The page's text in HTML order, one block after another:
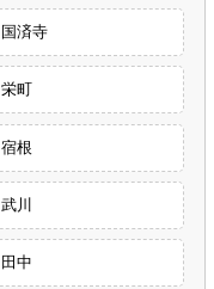
国済寺
栄町
宿根
武川
田中